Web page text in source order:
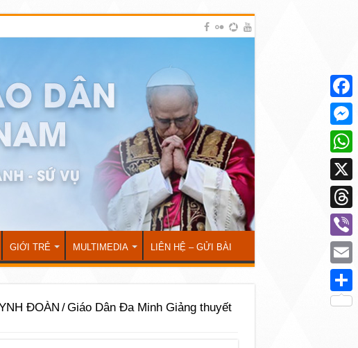
GIỚI TRẺ MULTIMEDIA LIÊN HỆ – GỬI BÀI
ĐOÀN /Giáo Dân Đa Minh Giảng thuyết
X
Viber